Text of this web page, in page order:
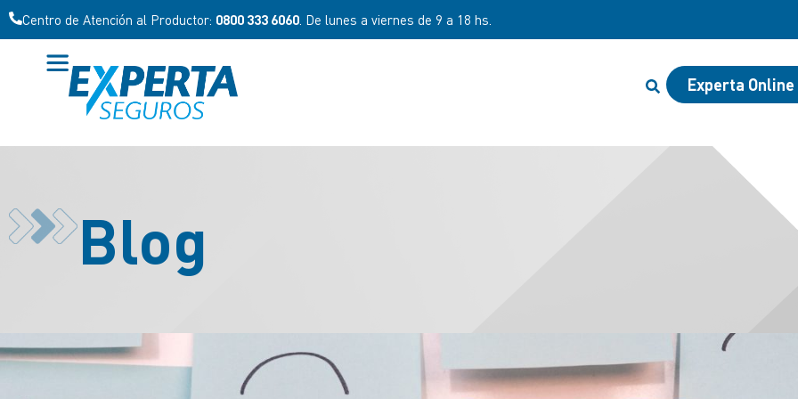
Centro de Atención al Productor: 0800 333 6060 . De lunes a viernes de 9 a 18 hs.
Experta Online
Blog